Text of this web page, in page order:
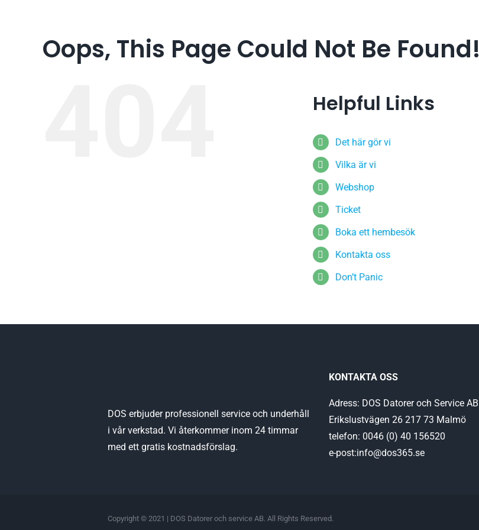
Oops, This Page Could Not Be Found!
Helpful Links
Det här gör vi
Vilka är vi
Webshop
Ticket
Boka ett hembesök
Kontakta oss
Don’t Panic
DOS erbjuder professionell service och underhåll
i vår verkstad. Vi återkommer inom 24 timmar
med ett gratis kostnadsförslag.
KONTAKTA OSS
Adress: DOS Datorer och Service AB
Erikslustvägen 26 217 73 Malmö
telefon: 0046 (0) 40 156520
e-post:info@dos365.se
Copyright © 2021 | DOS Datorer och service AB. All Rights Reserved.